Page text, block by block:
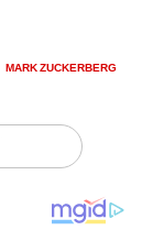
MARK ZUCKERBERG